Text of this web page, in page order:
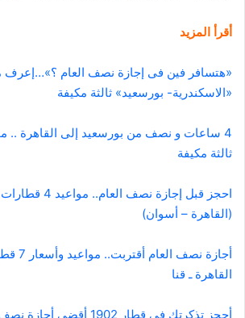
أقرأ المزيد
«هتسافر فين فى إجازة نصف العام ؟»…إعرف
«الاسكندرية- بورسعيد» ثالثة مكيفة
ثالثة مكيفة
احجز قبل إجازة
(القاهرة – أسوان)
أجازة
القاهرة ـ قنا
أحجز تذكرتك فى قطار 1902 أقضى أجازة نصف العام فى أسوان